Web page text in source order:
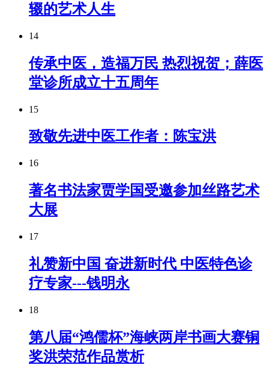
辍的艺术人生
14
传承中医，造福万民 热烈祝贺；薛医
堂诊所成立十五周年
15
致敬先进中医工作者：陈宝洪
16
著名书法家贾学国受邀参加丝路艺术
大展
17
礼赞新中国 奋进新时代 中医特色诊
疗专家---钱明永
18
第八届“鸿儒杯”海峡两岸书画大赛铜
奖洪荣范作品赏析